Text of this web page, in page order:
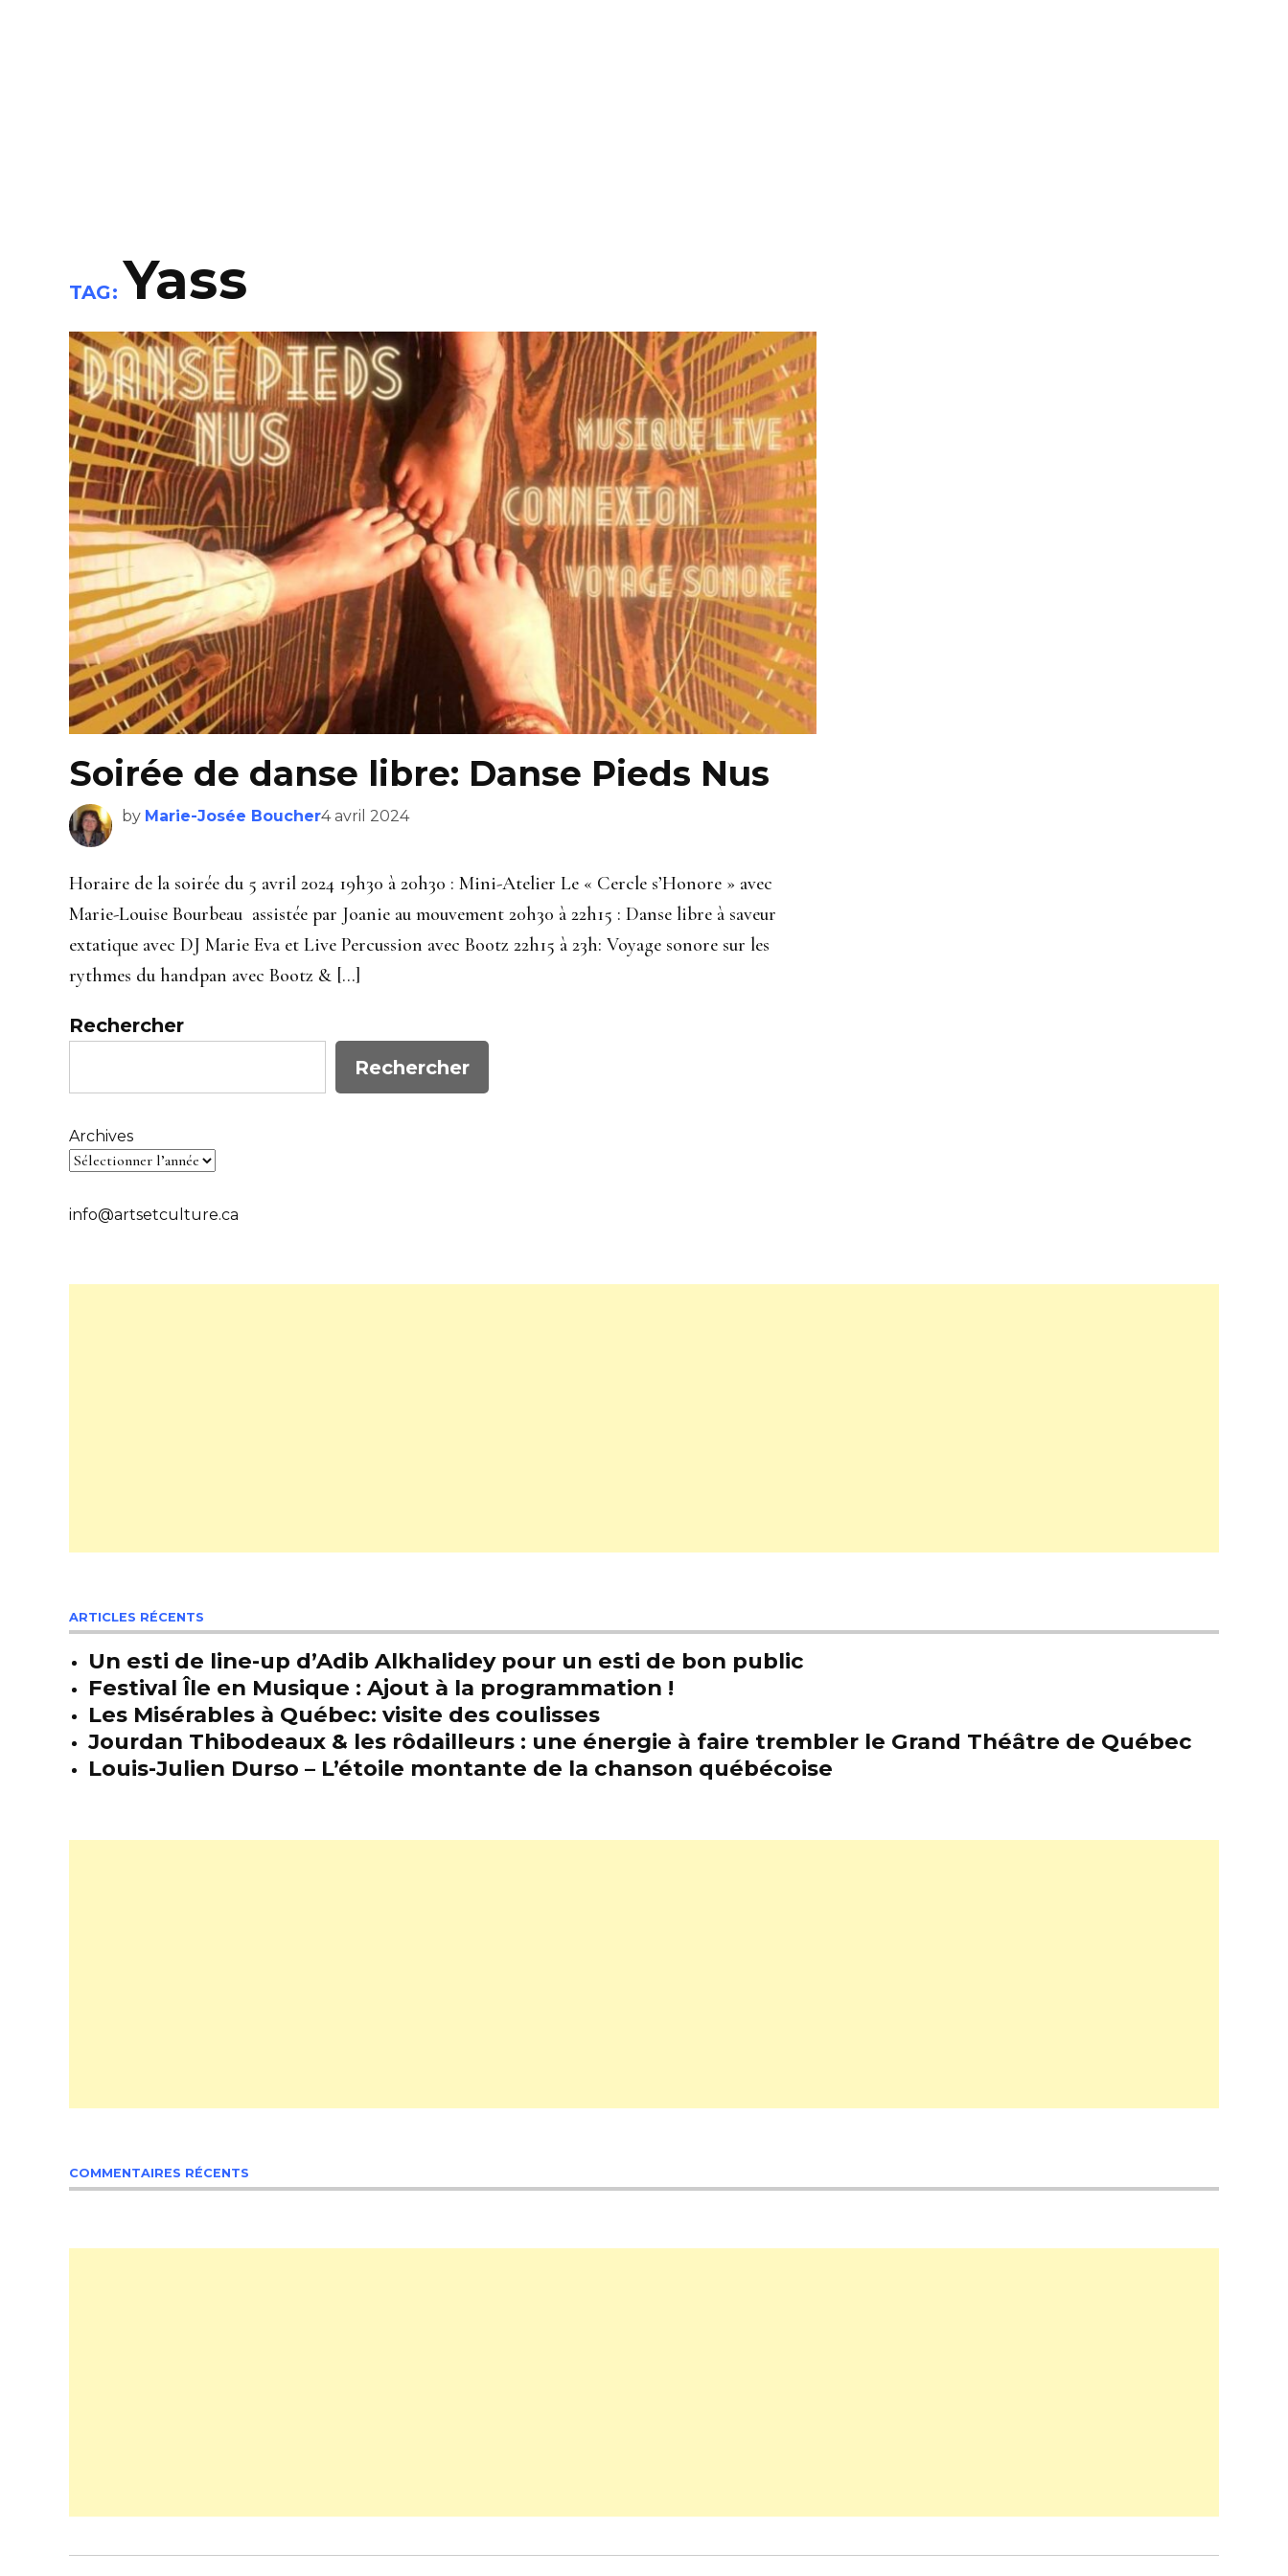
TAG: Yass
Soirée de danse libre: Danse Pieds Nus
by Marie-Josée Boucher4 avril 2024
Horaire de la soirée du 5 avril 2024 19h30 à 20h30 : Mini-Atelier Le « Cercle s’Honore » avec
Marie-Louise Bourbeau assistée par Joanie au mouvement 20h30 à 22h15 : Danse libre à saveur
extatique avec DJ Marie Eva et Live Percussion avec Bootz 22h15 à 23h: Voyage sonore sur les
rythmes du handpan avec Bootz & […]
Rechercher
Rechercher
Archives
info@artsetculture.ca
ARTICLES RÉCENTS
Un esti de line-up d’Adib Alkhalidey pour un esti de bon public
Festival Île en Musique : Ajout à la programmation !
Les Misérables à Québec: visite des coulisses
Jourdan Thibodeaux & les rôdailleurs : une énergie à faire trembler le Grand Théâtre de Québec
Louis-Julien Durso – L’étoile montante de la chanson québécoise
COMMENTAIRES RÉCENTS